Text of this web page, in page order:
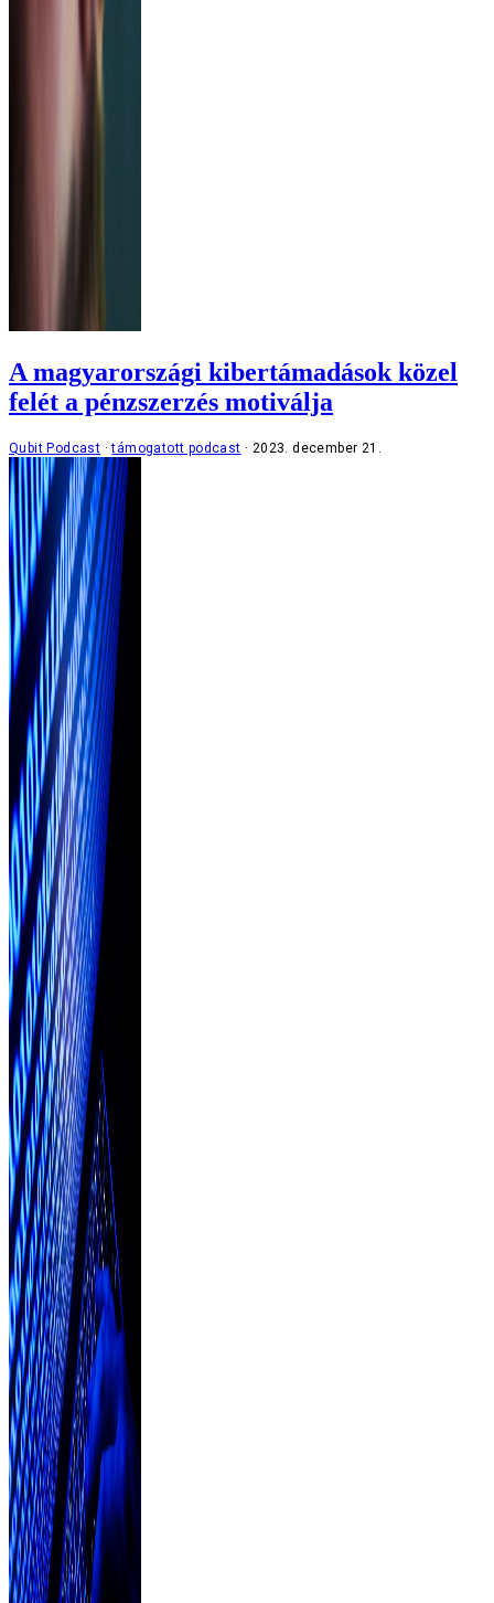
A magyarországi kibertámadások közel
felét a pénzszerzés motiválja
Qubit Podcast támogatott podcast 2023. december 21.